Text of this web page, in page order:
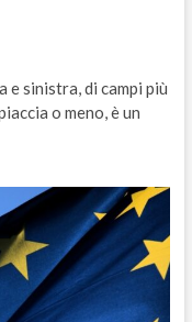
e sinistra, di campi più
o meno, è un